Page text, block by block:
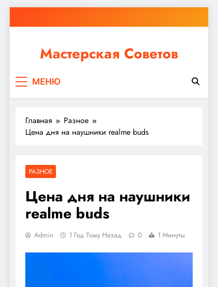
к
Мастерская Советов
ремонт или крупное строительство, в Мастерской
МЕНЮ
Главная
Разное
Цена дня на наушники realme buds
РАЗНОЕ
Цена дня на наушники
realme buds
Admin 1 Год Тому Назад 0 1 Минуты